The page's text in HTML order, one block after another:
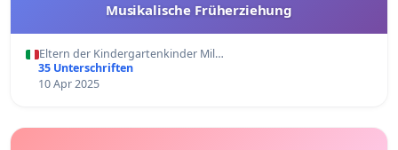
Musikalische Früherziehung
Eltern der Kindergartenkinder Mil…
35 Unterschriften
10 Apr 2025